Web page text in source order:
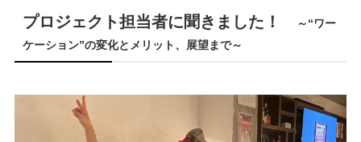
プロジェクト担当者に聞きました！
～“ワー
ケーション”の変化とメリット、展望まで～